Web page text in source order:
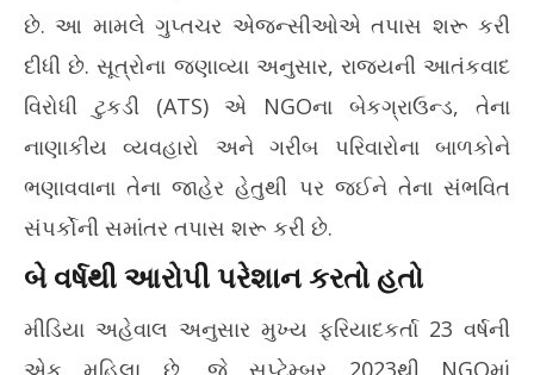
છે. આ મામલે ગુપ્તચર એજન્સીઓએ તપાસ શરૂ કરી
દીધી છે. સૂત્રોના જણાવ્યા અનુસાર, રાજ્યની આતંકવાદ
વિરોધી ટુકડી (ATS) એ NGOના બેકગ્રાઉન્ડ, તેના
નાણાકીય વ્યવહારો અને ગરીબ પરિવારોના બાળકોને
ભણાવવાના તેના જાહેર હેતુથી પર જઈને તેના સંભવિત
સંપર્કોની સમાંતર તપાસ શરૂ કરી છે.
બે વર્ષથી આરોપી પરેશાન કરતો હતો
મીડિયા અહેવાલ અનુસાર મુખ્ય ફરિયાદકર્તા 23 વર્ષની
એક મહિલા છે, જે સપ્ટેમ્બર 2023થી NGOમાં